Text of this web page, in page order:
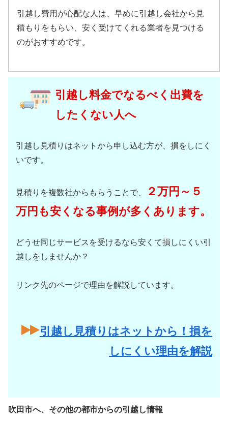
引越し費用が心配な人は、早めに引越し会社から見
積もりをもらい、安く受けてくれる業者を見つける
のがおすすめです。
引越し料金でなるべく出費を
したくない人へ
引越し見積りはネットから申し込む方が、損をしにく
いです。
見積りを複数社からもらうことで、
２万円～５
万円も安くなる事例が多くあります。
どうせ同じサービスを受けるなら安くて損しにくい引
越しをしませんか？
リンク先のページで理由を解説しています。
引越し見積りはネットから！損を
しにくい理由を解説
吹田市へ、その他の都市からの引越し情報